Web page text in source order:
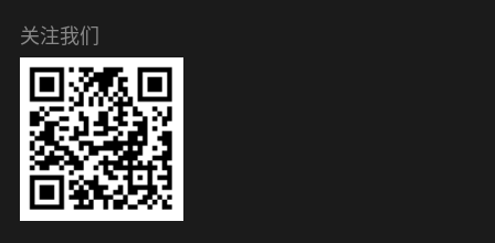
关注我们